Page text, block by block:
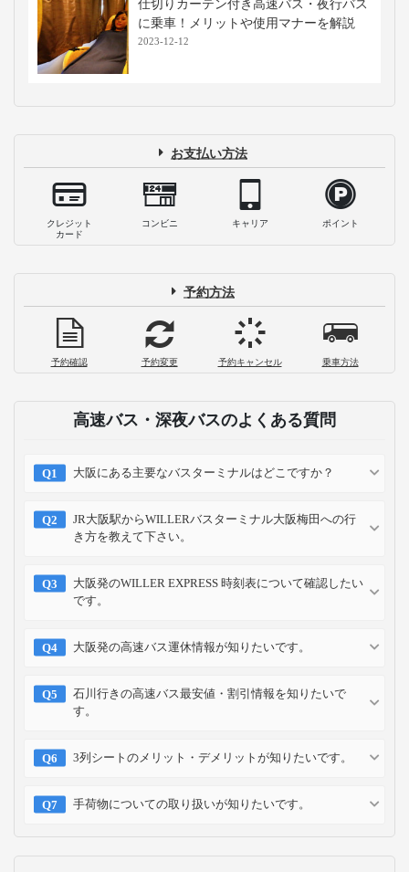
仕切りカーテン付き高速バス・夜行バス
に乗車！メリットや使用マナーを解説
2023-12-12
お支払い方法
クレジット
カード
コンビニ キャリア ポイント
予約方法
予約確認 予約変更 予約キャンセル 乗車方法
高速バス・深夜バスのよくある質問
大阪にある主要なバスターミナルはどこですか？
JR大阪駅からWILLERバスターミナル大阪梅田への行
き方を教えて下さい。
大阪発のWILLER EXPRESS 時刻表について確認したい
です。
大阪発の高速バス運休情報が知りたいです。
石川行きの高速バス最安値・割引情報を知りたいで
す。
3列シートのメリット・デメリットが知りたいです。
手荷物についての取り扱いが知りたいです。